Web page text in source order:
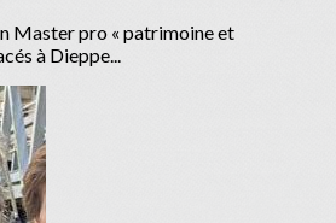
Master pro « patrimoine et
à Dieppe...